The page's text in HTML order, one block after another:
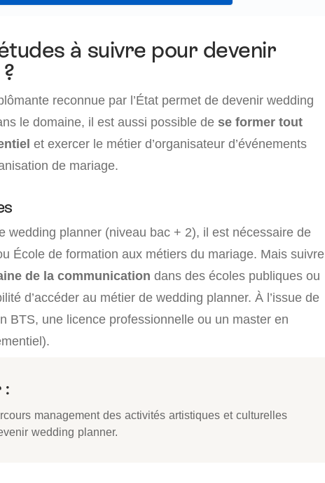
à suivre pour devenir
reconnue par l’État permet de devenir wedding
le domaine, il est aussi possible de se former tout
et exercer le métier d’organisateur d’événements
de mariage.
wedding planner (niveau bac + 2), il est nécessaire de
École de formation aux métiers du mariage. Mais suivre
de la communication dans des écoles publiques ou
d’accéder au métier de wedding planner. À l’issue de
BTS, une licence professionnelle ou un master en
:
management des activités artistiques et culturelles
wedding planner.